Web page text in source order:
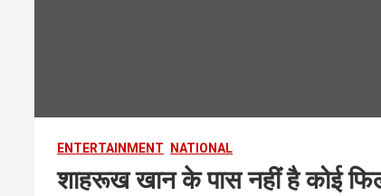
ENTERTAINMENT NATIONAL
शाहरूख खान के पास नहीं है कोई